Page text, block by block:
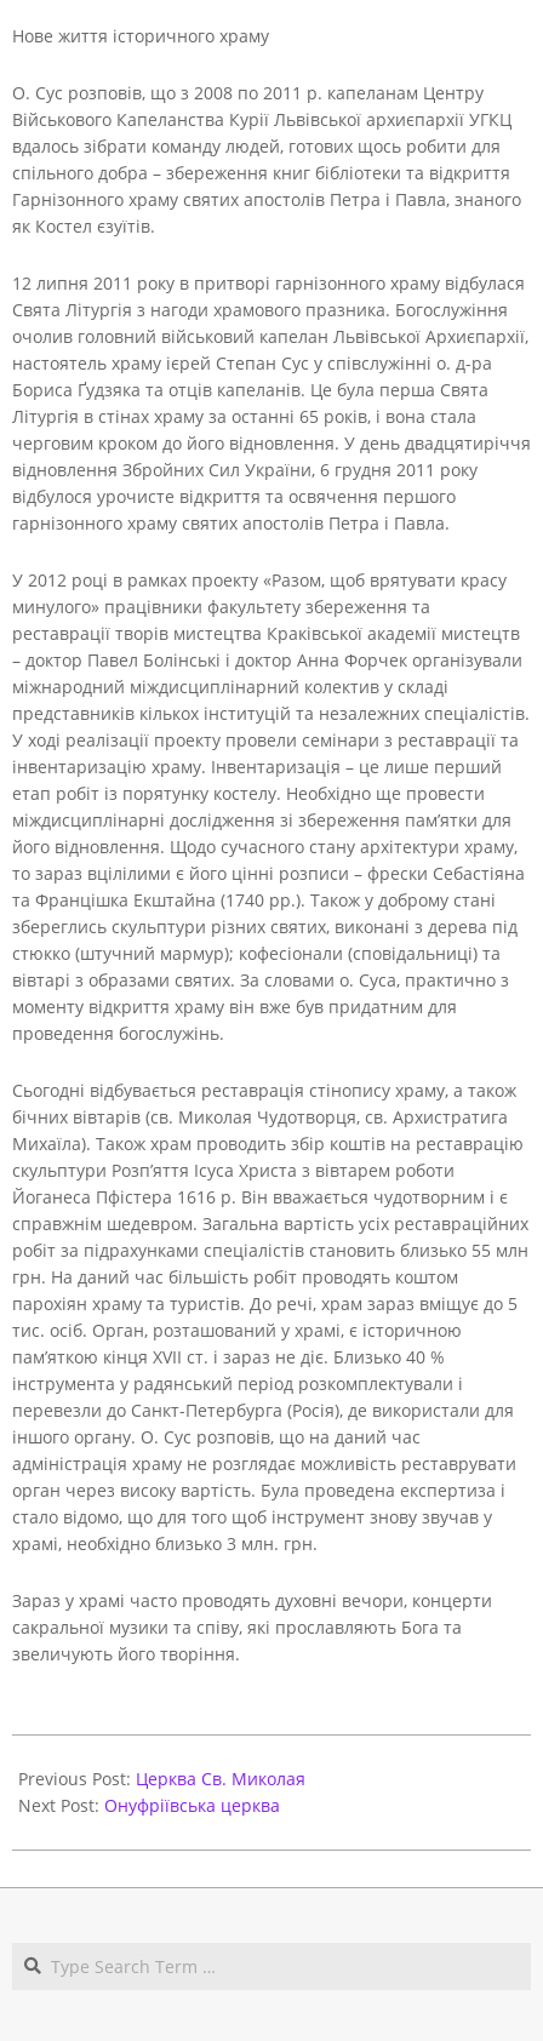
Нове життя історичного храму
О. Сус розповів, що з 2008 по 2011 р. капеланам Центру
Військового Капеланства Курії Львівської архиєпархії УГКЦ
вдалось зібрати команду людей, готових щось робити для
спільного добра – збереження книг бібліотеки та відкриття
Гарнізонного храму святих апостолів Петра і Павла, знаного
як Костел єзуїтів.
12 липня 2011 року в притворі гарнізонного храму відбулася
Свята Літургія з нагоди храмового празника. Богослужіння
очолив головний військовий капелан Львівської Архиєпархії,
настоятель храму ієрей Степан Сус у співслужінні о. д-ра
Бориса Ґудзяка та отців капеланів. Це була перша Свята
Літургія в стінах храму за останні 65 років, і вона стала
черговим кроком до його відновлення. У день двадцятиріччя
відновлення Збройних Сил України, 6 грудня 2011 року
відбулося урочисте відкриття та освячення першого
гарнізонного храму святих апостолів Петра і Павла.
У 2012 році в рамках проекту «Разом, щоб врятувати красу
минулого» працівники факультету збереження та
реставрації творів мистецтва Краківської академії мистецтв
– доктор Павел Болінські і доктор Анна Форчек організували
міжнародний міждисциплінарний колектив у складі
представників кількох інституцій та незалежних спеціалістів.
У ході реалізації проекту провели семінари з реставрації та
інвентаризацію храму. Інвентаризація – це лише перший
етап робіт із порятунку костелу. Необхідно ще провести
міждисциплінарні дослідження зі збереження пам’ятки для
його відновлення. Щодо сучасного стану архітектури храму,
то зараз вцілілими є його цінні розписи – фрески Себастіяна
та Францішка Екштайна (1740 рр.). Також у доброму стані
збереглись скульптури різних святих, виконані з дерева під
стюкко (штучний мармур); кофесіонали (сповідальниці) та
вівтарі з образами святих. За словами о. Суса, практично з
моменту відкриття храму він вже був придатним для
проведення богослужінь.
Сьогодні відбувається реставрація стінопису храму, а також
бічних вівтарів (св. Миколая Чудотворця, св. Архистратига
Михаїла). Також храм проводить збір коштів на реставрацію
скульптури Розп’яття Ісуса Христа з вівтарем роботи
Йоганеса Пфістера 1616 р. Він вважається чудотворним і є
справжнім шедевром. Загальна вартість усіх реставраційних
робіт за підрахунками спеціалістів становить близько 55 млн
грн. На даний час більшість робіт проводять коштом
парохіян храму та туристів. До речі, храм зараз вміщує до 5
тис. осіб. Орган, розташований у храмі, є історичною
пам’яткою кінця XVII ст. і зараз не діє. Близько 40 %
інструмента у радянський період розкомплектували і
перевезли до Санкт-Петербурга (Росія), де використали для
іншого органу. О. Сус розповів, що на даний час
адміністрація храму не розглядає можливість реставрувати
орган через високу вартість. Була проведена експертиза і
стало відомо, що для того щоб інструмент знову звучав у
храмі, необхідно близько 3 млн. грн.
Зараз у храмі часто проводять духовні вечори, концерти
сакральної музики та співу, які прославляють Бога та
звеличують його творіння.
11-
24
Previous Post: Церква Св. Миколая
Next Post: Онуфріївська церква